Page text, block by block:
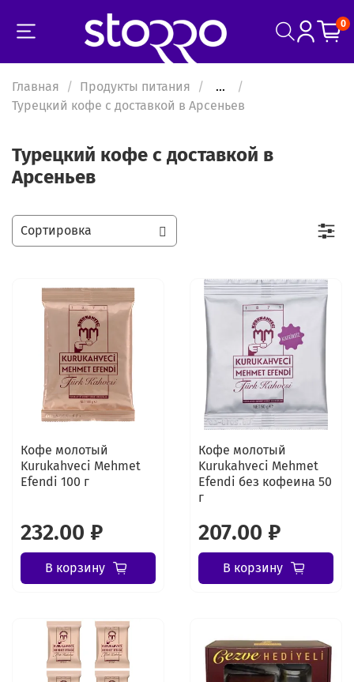
0
Главная Продукты питания
...
Турецкий кофе с доставкой в Арсеньев
Турецкий кофе с доставкой в
Арсеньев
Кофе молотый
Kurukahveci Mehmet
Efendi 100 г
232.00 ₽
В корзину
Кофе молотый
Kurukahveci Mehmet
Efendi без кофеина 50
г
207.00 ₽
В корзину